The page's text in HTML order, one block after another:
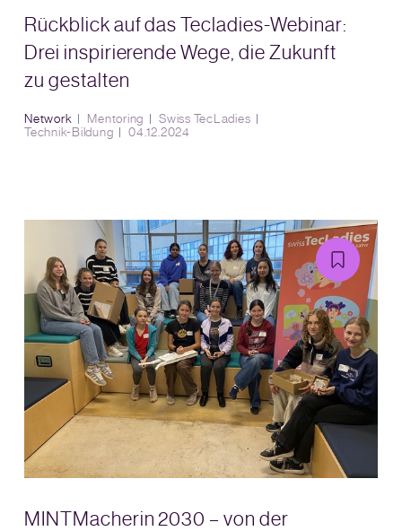
Rückblick auf das Tecladies-Webinar:
Drei inspirierende Wege, die Zukunft
zu gestalten
Network Mentoring
Swiss TecLadies
Technik-Bildung
04.12.2024
MINTMacherin 2030 – von der